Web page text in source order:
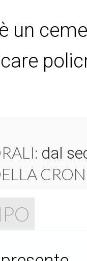
un
dal